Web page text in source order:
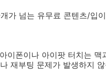
가 넘는 유무료 콘텐츠/입
이폰이나 아이팟 터치는
재부팅 문제가 발생하지